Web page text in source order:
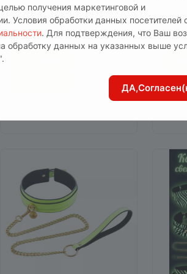
зеленые
5
Есть в наличии
Арт.EH 24136-106 Green
0
Арт.
получения маркетинговой и
Условия обработки данных посетителей
. Для подтверждения, что Ваш
обработку данных на указанных выше